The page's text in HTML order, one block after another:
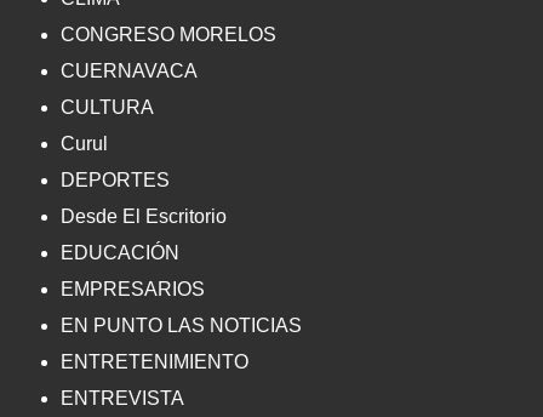
CONGRESO MORELOS
CUERNAVACA
CULTURA
Curul
DEPORTES
Desde El Escritorio
EDUCACIÓN
EMPRESARIOS
EN PUNTO LAS NOTICIAS
ENTRETENIMIENTO
ENTREVISTA